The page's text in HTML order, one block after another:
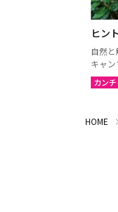
ヒン
自然
キャ
カン
HOME